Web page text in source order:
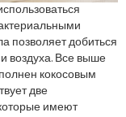
позволяет добиться
воздуха. Все выше
кокосовым
две
имеют